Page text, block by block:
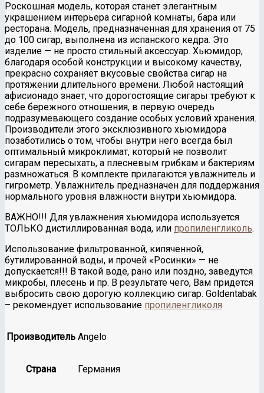
Роскошная модель, которая станет элегантным
украшением интерьера сигарной комнаты, бара или
ресторана. Модель, предназначенная для хранения от 75
до 100 сигар, выполнена из испанского кедра. Это
изделие — не просто стильный аксессуар. Хьюмидор,
благодаря особой конструкции и высокому качеству,
прекрасно сохраняет вкусовые свойства сигар на
протяжении длительного времени. Любой настоящий
афисионадо знает, что дорогостоящие сигары требуют к
себе бережного отношения, в первую очередь
подразумевающего создание особых условий хранения.
Производители этого эксклюзивного хьюмидора
позаботились о том, чтобы внутри него всегда был
оптимальный микроклимат, который не позволит
сигарам пересыхать, а плесневым грибкам и бактериям
размножаться. В комплекте прилагаются увлажнитель и
гигрометр. Увлажнитель предназначен для поддержания
нормального уровня влажности внутри хьюмидора.
ВАЖНО!!! Для увлажнения хьюмидора используется
ТОЛЬКО дистиллированная вода, или пропиленгликоль.
Использование фильтрованной, кипяченной,
бутилированной воды, и прочей «Росинки» — не
допускается!!! В такой воде, рано или поздно, заведутся
микробы, плесень и пр. В результате чего, Вам придется
выбросить свою дорогую коллекцию сигар. Goldentabak
– рекомендует использование пропиленгликоля
Производитель Angelo
Страна Германия